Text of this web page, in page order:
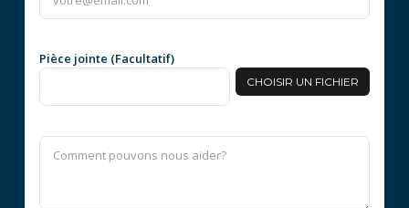
Pièce jointe (Facultatif)
CHOISIR UN FICHIER